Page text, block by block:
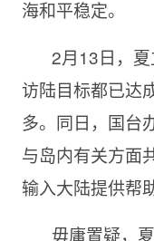
海和平稳定。
2月13日，
访陆目标都已达
多。同日，国台
与岛内有关方面
输入大陆提供帮
毋庸置疑，